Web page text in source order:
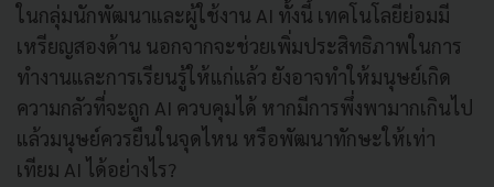
ในกลุ่มนักพัฒนาและผู้ใช้งาน AI ทั้งนี้ เทคโนโลยีย่อมมี
เหรียญสองด้าน นอกจากจะช่วยเพิ่มประสิทธิภาพในการ
ทำงานและการเรียนรู้ให้แก่แล้ว ยังอาจทำให้มนุษย์เกิด
ความกลัวที่จะถูก AI ควบคุมได้ หากมีการพึ่งพามากเกินไป
แล้วมนุษย์ควรยืนในจุดไหน หรือพัฒนาทักษะให้เท่า
เทียม AI ได้อย่างไร?